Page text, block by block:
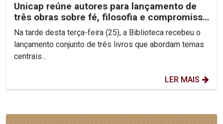
Unicap reúne autores para lançamento de
três obras sobre fé, filosofia e compromisso
social
Na tarde desta terça-feira (25), a Biblioteca recebeu o
lançamento conjunto de três livros que abordam temas
centrais...
LER MAIS